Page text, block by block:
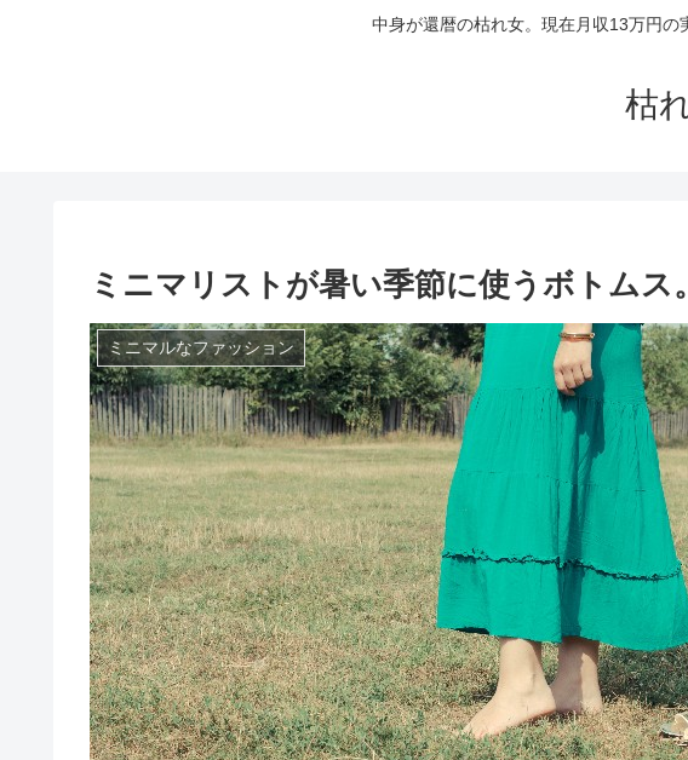
中身が還暦の枯れ女。現在月収13万円
枯
ミニマリストが暑い季節に使うボトム
ミニマルなファッション